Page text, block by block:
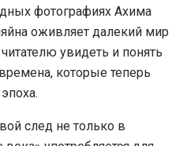
фотографиях Ахима
оживляет далекий мир
увидеть и понять
которые теперь
след не только в